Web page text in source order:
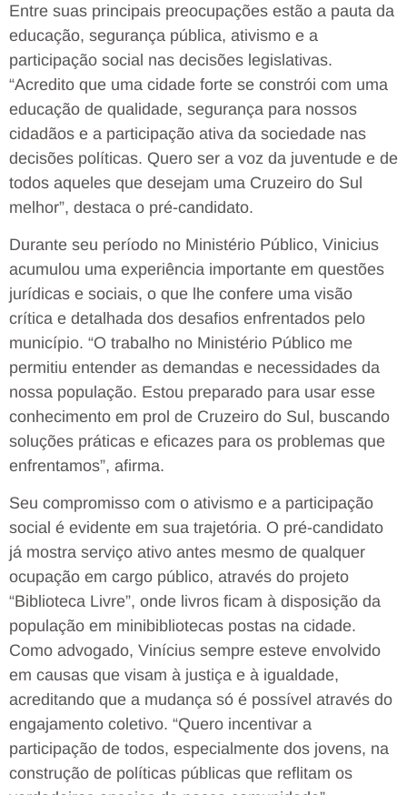
Entre suas principais preocupações estão a pauta da
educação, segurança pública, ativismo e a
participação social nas decisões legislativas.
“Acredito que uma cidade forte se constrói com uma
educação de qualidade, segurança para nossos
cidadãos e a participação ativa da sociedade nas
decisões políticas. Quero ser a voz da juventude e de
todos aqueles que desejam uma Cruzeiro do Sul
melhor”, destaca o pré-candidato.
Durante seu período no Ministério Público, Vinicius
acumulou uma experiência importante em questões
jurídicas e sociais, o que lhe confere uma visão
crítica e detalhada dos desafios enfrentados pelo
município. “O trabalho no Ministério Público me
permitiu entender as demandas e necessidades da
nossa população. Estou preparado para usar esse
conhecimento em prol de Cruzeiro do Sul, buscando
soluções práticas e eficazes para os problemas que
enfrentamos”, afirma.
Seu compromisso com o ativismo e a participação
social é evidente em sua trajetória. O pré-candidato
já mostra serviço ativo antes mesmo de qualquer
ocupação em cargo público, através do projeto
“Biblioteca Livre”, onde livros ficam à disposição da
população em minibibliotecas postas na cidade.
Como advogado, Vinícius sempre esteve envolvido
em causas que visam à justiça e à igualdade,
acreditando que a mudança só é possível através do
engajamento coletivo. “Quero incentivar a
participação de todos, especialmente dos jovens, na
construção de políticas públicas que reflitam os